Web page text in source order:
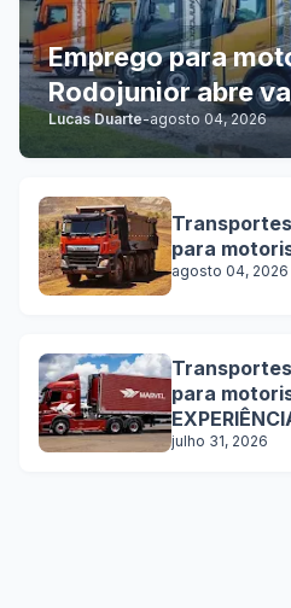
Emprego para
Rodojunior abre
Lucas Duarte-agosto 04, 2026
para
agosto 04, 2026
para
julho 31, 2026